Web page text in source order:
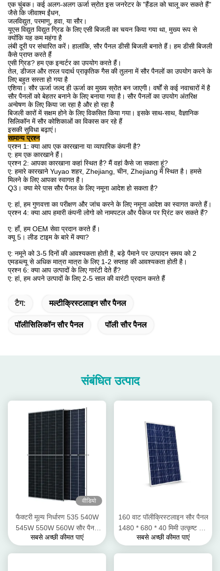
एक चुंबक। कई अलग-अलग ऊर्जा स्रोत इस जनरेटर के "हैंडल को चालू कर सकते हैं"
जैसे कि जीवाश्म ईंधन,
जलविद्युत, परमाणु, हवा, या सौर।
यूएस विद्युत विद्युत ग्रिड के लिए एसी बिजली का चयन किया गया था, मुख्य रूप से
क्योंकि यह कम महंगा है
लंबी दूरी पर संचारित करें। हालांकि, सौर पैनल डीसी बिजली बनाते हैं। हम डीसी बिजली
कैसे प्राप्त करते हैं
एसी ग्रिड? हम एक इन्वर्टर का उपयोग करते हैं।
तेल, डीजल और तरल पदार्थ प्राकृतिक गैस की तुलना में सौर पैनलों का उपयोग करने के
लिए बहुत सस्ता हो गया है
एशिया। सौर ऊर्जा जल्द ही ऊर्जा का मुख्य स्रोत बन जाएगी। वर्षों से कई नवाचारों में है
सौर पैनलों को बेहतर बनाने के लिए बनाया गया है। सौर पैनलों का उपयोग अंतरिक्ष
अन्वेषण के लिए किया जा रहा है और हो रहा है
बिजली कारों में सक्षम होने के लिए विकसित किया गया। इसके साथ-साथ, वैज्ञानिक
सिलिकॉन में सौर कोशिकाओं का विकास कर रहे हैं
इसकी सुविधा बढ़ाएं।
सामान्य प्रश्न
प्रश्न 1: क्या आप एक कारखाना या व्यापारिक कंपनी है?
ए: हम एक कारखाने हैं।
प्रश्न 2: आपका कारखाना कहां स्थित है? मैं वहां कैसे जा सकता हूं?
ए: हमारे कारखाने Yuyao शहर, Zhejiang, चीन, Zhejiang में स्थित है। हमसे
मिलने के लिए आपका स्वागत है।
Q3। क्या मेरे पास सौर पैनल के लिए नमूना आदेश हो सकता है?
ए: हां, हम गुणवत्ता का परीक्षण और जांच करने के लिए नमूना आदेश का स्वागत करते हैं।
प्रश्न 4: क्या आप हमारी कंपनी लोगो को नामपटल और पैकेज पर प्रिंट कर सकते हैं?
ए: हाँ, हम OEM सेवा प्रदान करते हैं।
क्यू 5। लीड टाइम के बारे में क्या?
ए: नमूने को 3-5 दिनों की आवश्यकता होती है, बड़े पैमाने पर उत्पादन समय को 2
एमडब्ल्यू से अधिक मात्रा मात्रा के लिए 1-2 सप्ताह की आवश्यकता होती है।
प्रश्न 6: क्या आप उत्पादों के लिए गारंटी देते हैं?
ए: हां, हम अपने उत्पादों के लिए 2-5 साल की वारंटी प्रदान करते हैं
टैग: मल्टीक्रिस्टलाइन सौर पैनल
पॉलीसिलिकॉन सौर पैनल पॉली सौर पैनल
संबंधित उत्पाद
वीडियो
फैक्टरी मूल्य निर्धारण 535 540W
545W 550W 560W सौर पैनल
आधा कट सेल प्रौद्योगिकी OEM
सबसे अच्छी कीमत पाएं
160 वाट पॉलीक्रिस्टलाइन सौर पैनल
1480 * 680 * 40 मिमी उत्कृष्ट हीट
सहिष्णुता
सबसे अच्छी कीमत पाएं